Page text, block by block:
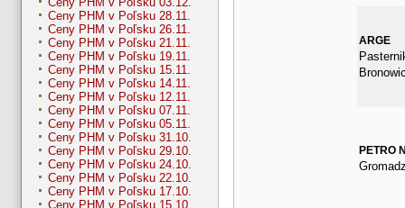
Ceny PHM v Poľsku 28.11.
Ceny PHM v Poľsku 26.11.
Ceny PHM v Poľsku 21.11.
Ceny PHM v Poľsku 19.11.
Ceny PHM v Poľsku 15.11.
Ceny PHM v Poľsku 14.11.
Ceny PHM v Poľsku 12.11.
Ceny PHM v Poľsku 07.11.
Ceny PHM v Poľsku 05.11.
Ceny PHM v Poľsku 31.10.
Ceny PHM v Poľsku 29.10.
Ceny PHM v Poľsku 24.10.
Ceny PHM v Poľsku 22.10.
Ceny PHM v Poľsku 17.10.
Ceny PHM v Poľsku 15.10.
ARGE
PETRO